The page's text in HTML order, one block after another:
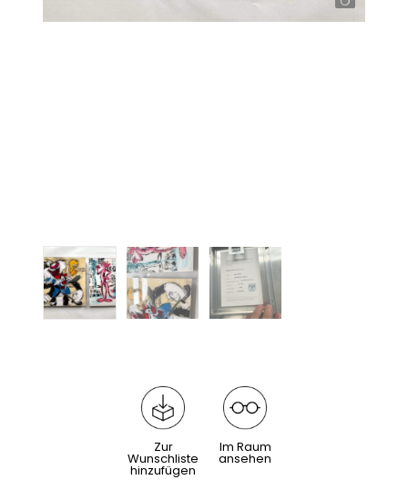
Zur
Wunschliste
hinzufügen
Im Raum
ansehen